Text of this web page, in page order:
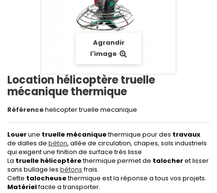
Agrandir
l'image
Location hélicoptère truelle
mécanique thermique
Référencehelicopter truelle mecanique
Louerune truelle mécaniquethermique pour des travaux
de dalles de béton, allée de circulation, chapes, sols industriels
qui exigent une finition de surface très lisse
La truelle hélicoptèrethermique permet de talocheret lisser
sans bullage les bétonsfrais.
Cette talocheusethermique est la réponse a tous vos projets.
Matérielfacile a transporter.